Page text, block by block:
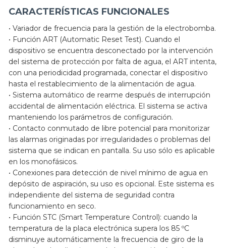
CARACTERÍSTICAS FUNCIONALES
• Variador de frecuencia para la gestión de la electrobomba.
• Función ART (Automatic Reset Test). Cuando el
dispositivo se encuentra desconectado por la intervención
del sistema de protección por falta de agua, el ART intenta,
con una periodicidad programada, conectar el dispositivo
hasta el restablecimiento de la alimentación de agua.
• Sistema automático de rearme después de interrupción
accidental de alimentación eléctrica. El sistema se activa
manteniendo los parámetros de configuración.
• Contacto conmutado de libre potencial para monitorizar
las alarmas originadas por irregularidades o problemas del
sistema que se indican en pantalla. Su uso sólo es aplicable
en los monofásicos.
• Conexiones para detección de nivel mínimo de agua en
depósito de aspiración, su uso es opcional. Este sistema es
independiente del sistema de seguridad contra
funcionamiento en seco.
• Función STC (Smart Temperature Control): cuando la
temperatura de la placa electrónica supera los 85 ºC
disminuye automáticamente la frecuencia de giro de la